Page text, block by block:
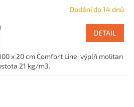
Dodání do 14 dnů
DETAIL
x 20 cm Comfort Line, výplň molitan
21 kg/m3.